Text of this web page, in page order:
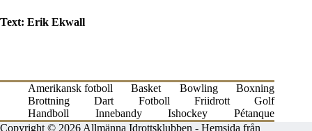
Text: Erik Ekwall
Amerikansk fotboll Basket Bowling
Boxning
Brottning
Dart Fotboll Friidrott
Golf
Handboll
Innebandy Ishockey
Pétanque
Copyright © 2026 Allmänna Idrottsklubben - Hemsida från